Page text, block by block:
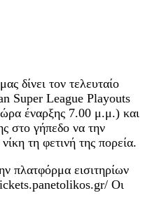
δίνει τον τελευταίο
Super League Playouts
έναρξης 7.00 μ.μ.) και
στο γήπεδο να την
τη φετινή της πορεία.
πλατφόρμα εισιτηρίων
Οι